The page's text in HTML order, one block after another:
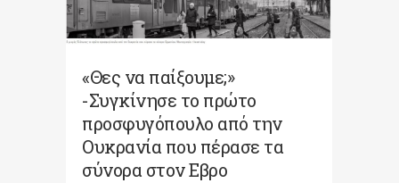
«Θες να παίξουμε;»
-Συγκίνησε το πρώτο
προσφυγόπουλο από την
Ουκρανία που πέρασε τα
σύνορα στον Εβρο